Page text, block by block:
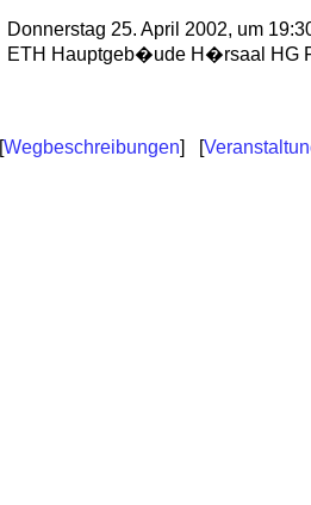
Donnerstag 25. April 2002, um
ETH Hauptgeb�ude H�rsaal HG
[Wegbeschreibungen] [